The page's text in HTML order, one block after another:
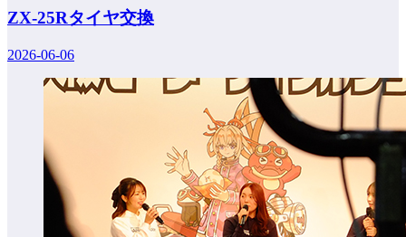
ZX-25Rタイヤ交換
2026-06-06